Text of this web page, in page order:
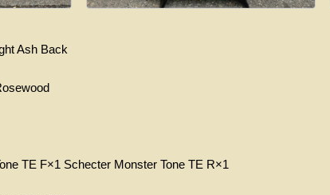
Ash Back
TE F×1 Schecter Monster Tone TE R×1